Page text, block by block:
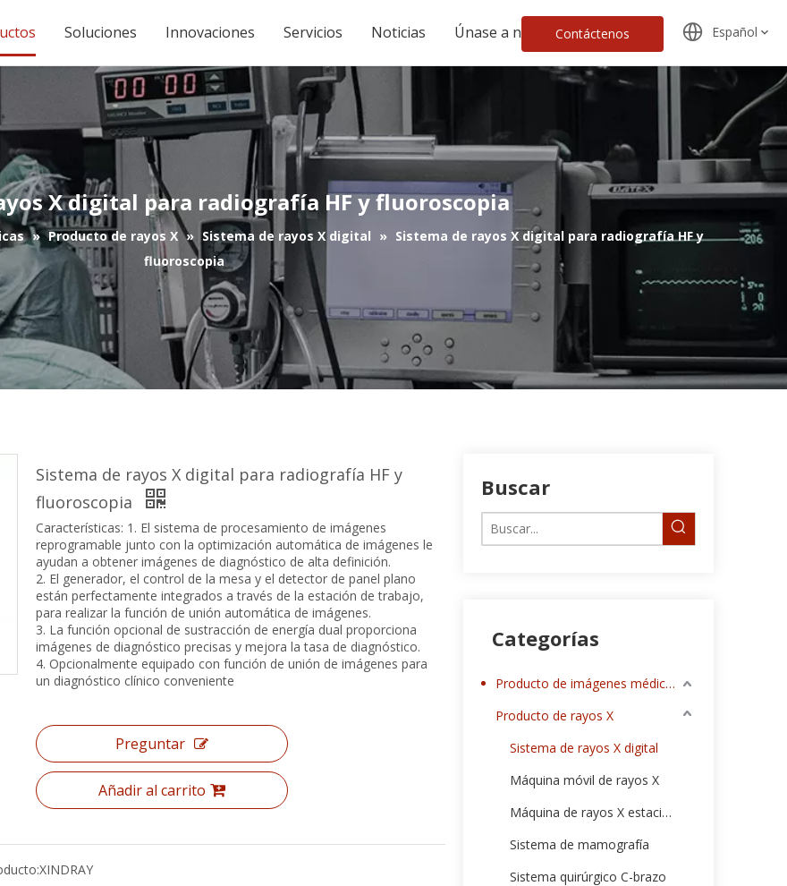
Soluciones Innovaciones Servicios Noticias Únase a nosotrosContáctenos Español
X digital para radiografía HF y fluoroscopia
» Producto de rayos X » Sistema de rayos X digital » Sistema de rayos X digital para radiografía HF y
fluoroscopia
Sistema de rayos X digital para radiografía HF y
fluoroscopia
Características: 1. El sistema de procesamiento de imágenes
reprogramable junto con la optimización automática de imágenes le
ayudan a obtener imágenes de diagnóstico de alta definición.
2. El generador, el control de la mesa y el detector de panel plano
están perfectamente integrados a través de la estación de trabajo,
para realizar la función de unión automática de imágenes.
3. La función opcional de sustracción de energía dual proporciona
imágenes de diagnóstico precisas y mejora la tasa de diagnóstico.
4. Opcionalmente equipado con función de unión de imágenes para
un diagnóstico clínico conveniente
Preguntar
Añadir al carrito
XINDRAY
Buscar
Categorías
Producto de imágenes médicas
Producto de rayos X
Sistema de rayos X digital
Máquina móvil de rayos X
Máquina de rayos X estacionaria
Sistema de mamografía
Sistema quirúrgico C-brazo